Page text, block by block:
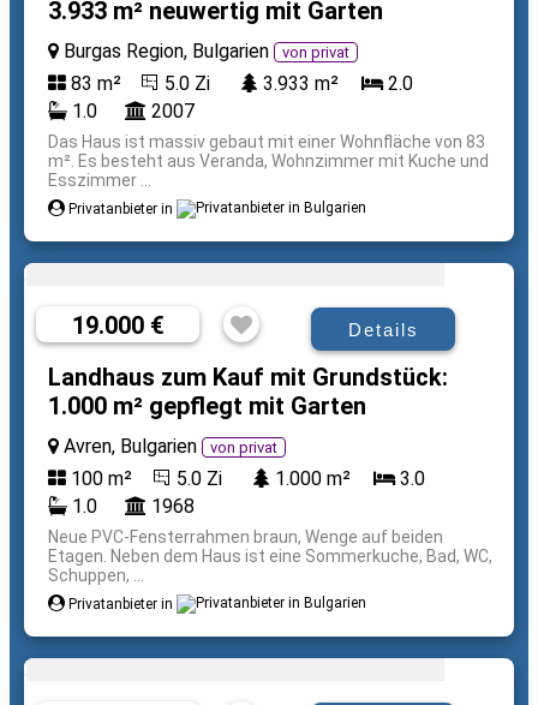
3.933 m² neuwertig mit Garten
Burgas Region, Bulgarien von privat
83 m² 5.0 Zi 3.933 m²
2.0
1.0
2007
Das Haus ist massiv gebaut mit einer Wohnfläche von 83
m². Es besteht aus Veranda, Wohnzimmer mit Kuche und
Esszimmer ...
Privatanbieter in
19.000 € Details
Landhaus zum Kauf mit Grundstück:
1.000 m² gepflegt mit Garten
Avren, Bulgarien von privat
100 m² 5.0 Zi 1.000 m²
3.0
1.0
1968
Neue PVC-Fensterrahmen braun, Wenge auf beiden
Etagen. Neben dem Haus ist eine Sommerkuche, Bad, WC,
Schuppen, ...
Privatanbieter in